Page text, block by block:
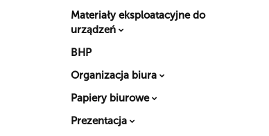
Materiały eksploatacyjne do
urządzeń
BHP
Organizacja biura
Papiery biurowe
Prezentacja